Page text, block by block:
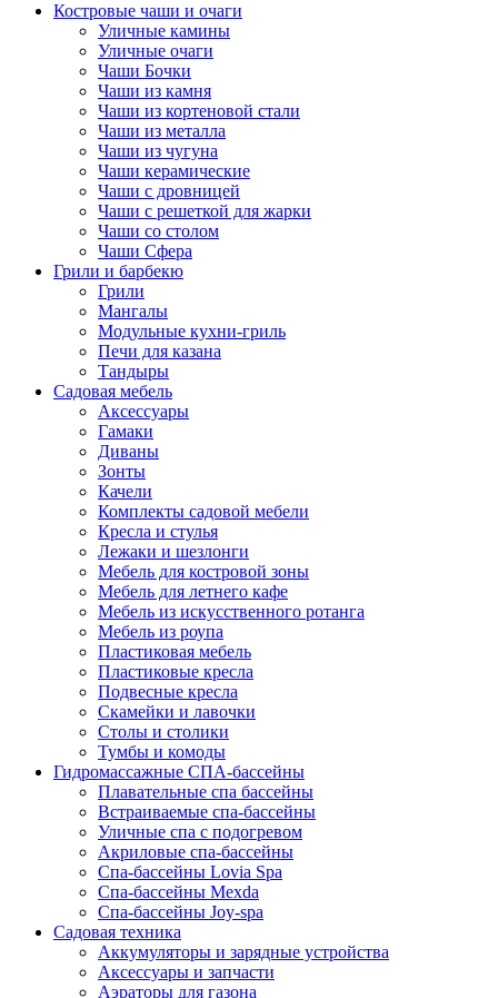
Костровые чаши и очаги
Уличные камины
Уличные очаги
Чаши Бочки
Чаши из камня
Чаши из кортеновой стали
Чаши из металла
Чаши из чугуна
Чаши керамические
Чаши с дровницей
Чаши с решеткой для жарки
Чаши со столом
Чаши Сфера
Грили и барбекю
Грили
Мангалы
Модульные кухни-гриль
Печи для казана
Тандыры
Садовая мебель
Аксессуары
Гамаки
Диваны
Зонты
Качели
Комплекты садовой мебели
Кресла и стулья
Лежаки и шезлонги
Мебель для костровой зоны
Мебель для летнего кафе
Мебель из искусственного ротанга
Мебель из роупа
Пластиковая мебель
Пластиковые кресла
Подвесные кресла
Скамейки и лавочки
Столы и столики
Тумбы и комоды
Гидромассажные СПА-бассейны
Плавательные спа бассейны
Встраиваемые спа-бассейны
Уличные спа с подогревом
Акриловые спа-бассейны
Спа-бассейны Lovia Spa
Спа-бассейны Mexda
Спа-бассейны Joy-spa
Садовая техника
Аккумуляторы и зарядные устройства
Аксессуары и запчасти
Аэраторы для газона